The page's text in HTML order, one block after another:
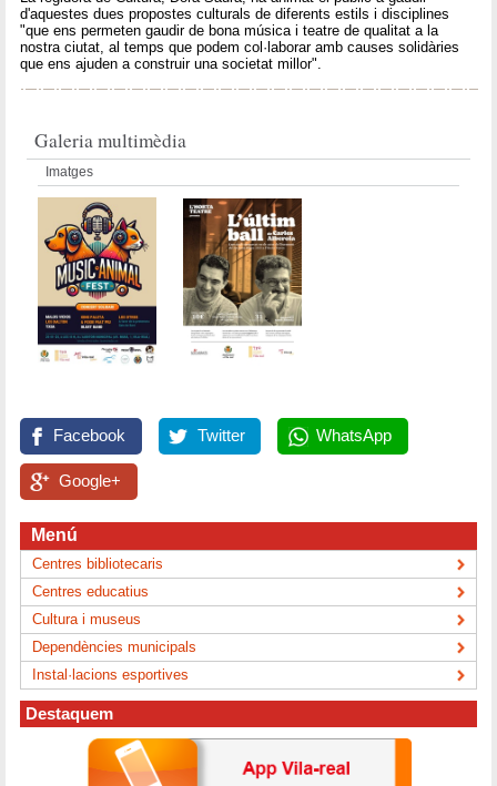
d'aquestes dues propostes culturals de diferents estils i disciplines
"que ens permeten gaudir de bona música i teatre de qualitat a la
nostra ciutat, al temps que podem col·laborar amb causes solidàries
que ens ajuden a construir una societat millor".
Galeria multimèdia
Imatges
Facebook Twitter WhatsApp
Google+
Menú
Centres bibliotecaris
Centres educatius
Cultura i museus
Dependències municipals
Instal·lacions esportives
Destaquem